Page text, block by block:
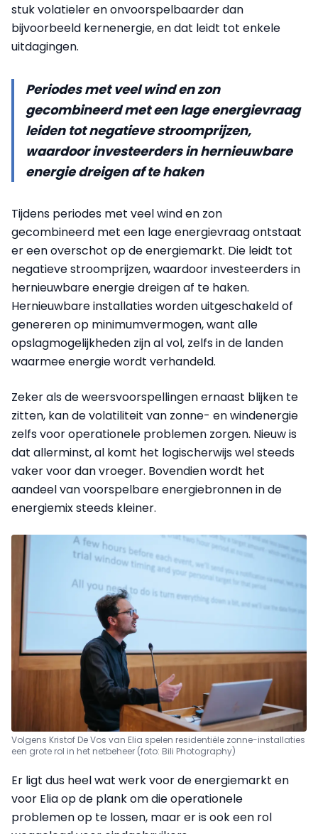
stuk volatieler en onvoorspelbaarder dan
bijvoorbeeld kernenergie, en dat leidt tot enkele
uitdagingen.
Periodes met veel wind en zon
gecombineerd met een lage energievraag
leiden tot negatieve stroomprijzen,
waardoor investeerders in hernieuwbare
energie dreigen af te haken
Tijdens periodes met veel wind en zon
gecombineerd met een lage energievraag ontstaat
er een overschot op de energiemarkt. Die leidt tot
negatieve stroomprijzen, waardoor investeerders in
hernieuwbare energie dreigen af te haken.
Hernieuwbare installaties worden uitgeschakeld of
genereren op minimumvermogen, want alle
opslagmogelijkheden zijn al vol, zelfs in de landen
waarmee energie wordt verhandeld.
Zeker als de weersvoorspellingen ernaast blijken te
zitten, kan de volatiliteit van zonne- en windenergie
zelfs voor operationele problemen zorgen. Nieuw is
dat allerminst, al komt het logischerwijs wel steeds
vaker voor dan vroeger. Bovendien wordt het
aandeel van voorspelbare energiebronnen in de
energiemix steeds kleiner.
Volgens Kristof De Vos van Elia spelen residentiële zonne-installaties
een grote rol in het netbeheer (foto: Bili Photography)
Er ligt dus heel wat werk voor de energiemarkt en
voor Elia op de plank om die operationele
problemen op te lossen, maar er is ook een rol